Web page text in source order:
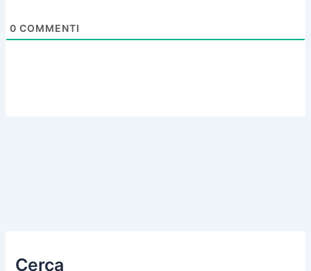
0 COMMENTI
Cerca